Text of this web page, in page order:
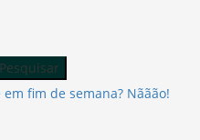
fim de semana? Nããão!